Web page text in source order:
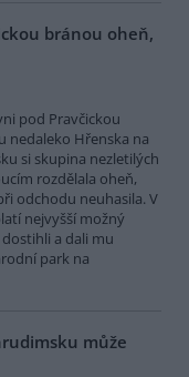
bránou oheň,
pod Pravčickou
nedaleko Hřenska na
si skupina nezletilých
rozdělala oheň,
odchodu neuhasila. V
nejvyšší možný
a dali mu
park na
může